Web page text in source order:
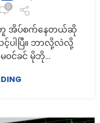
0
တူ အိပ်စက်နေတယ်ဆို
ပါပြီ။ ဘာလို့လဲလို့
၀င်ခင် မိုဘို...